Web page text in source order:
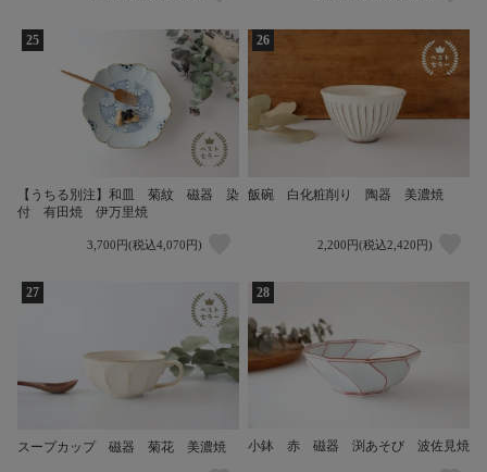
25
【うちる別注】和皿 菊紋 磁器 染
付 有田焼 伊万里焼
3,700円(税込4,070円)
26
飯碗 白化粧削り 陶器 美濃焼
2,200円(税込2,420円)
27
スープカップ 磁器 菊花 美濃焼
28
小鉢 赤 磁器 渕あそび 波佐見焼